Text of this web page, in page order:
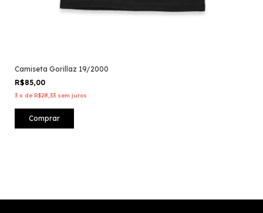
Camiseta Gorillaz 19/2000
R$85,00
3 x de R$28,33 sem juros
Comprar